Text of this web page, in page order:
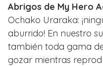
Abrigos de My Hero
Ochako Uraraka:
aburrido! En nuestro
también toda gama
gozar mientras